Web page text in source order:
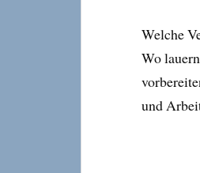
Welche
Wo
und